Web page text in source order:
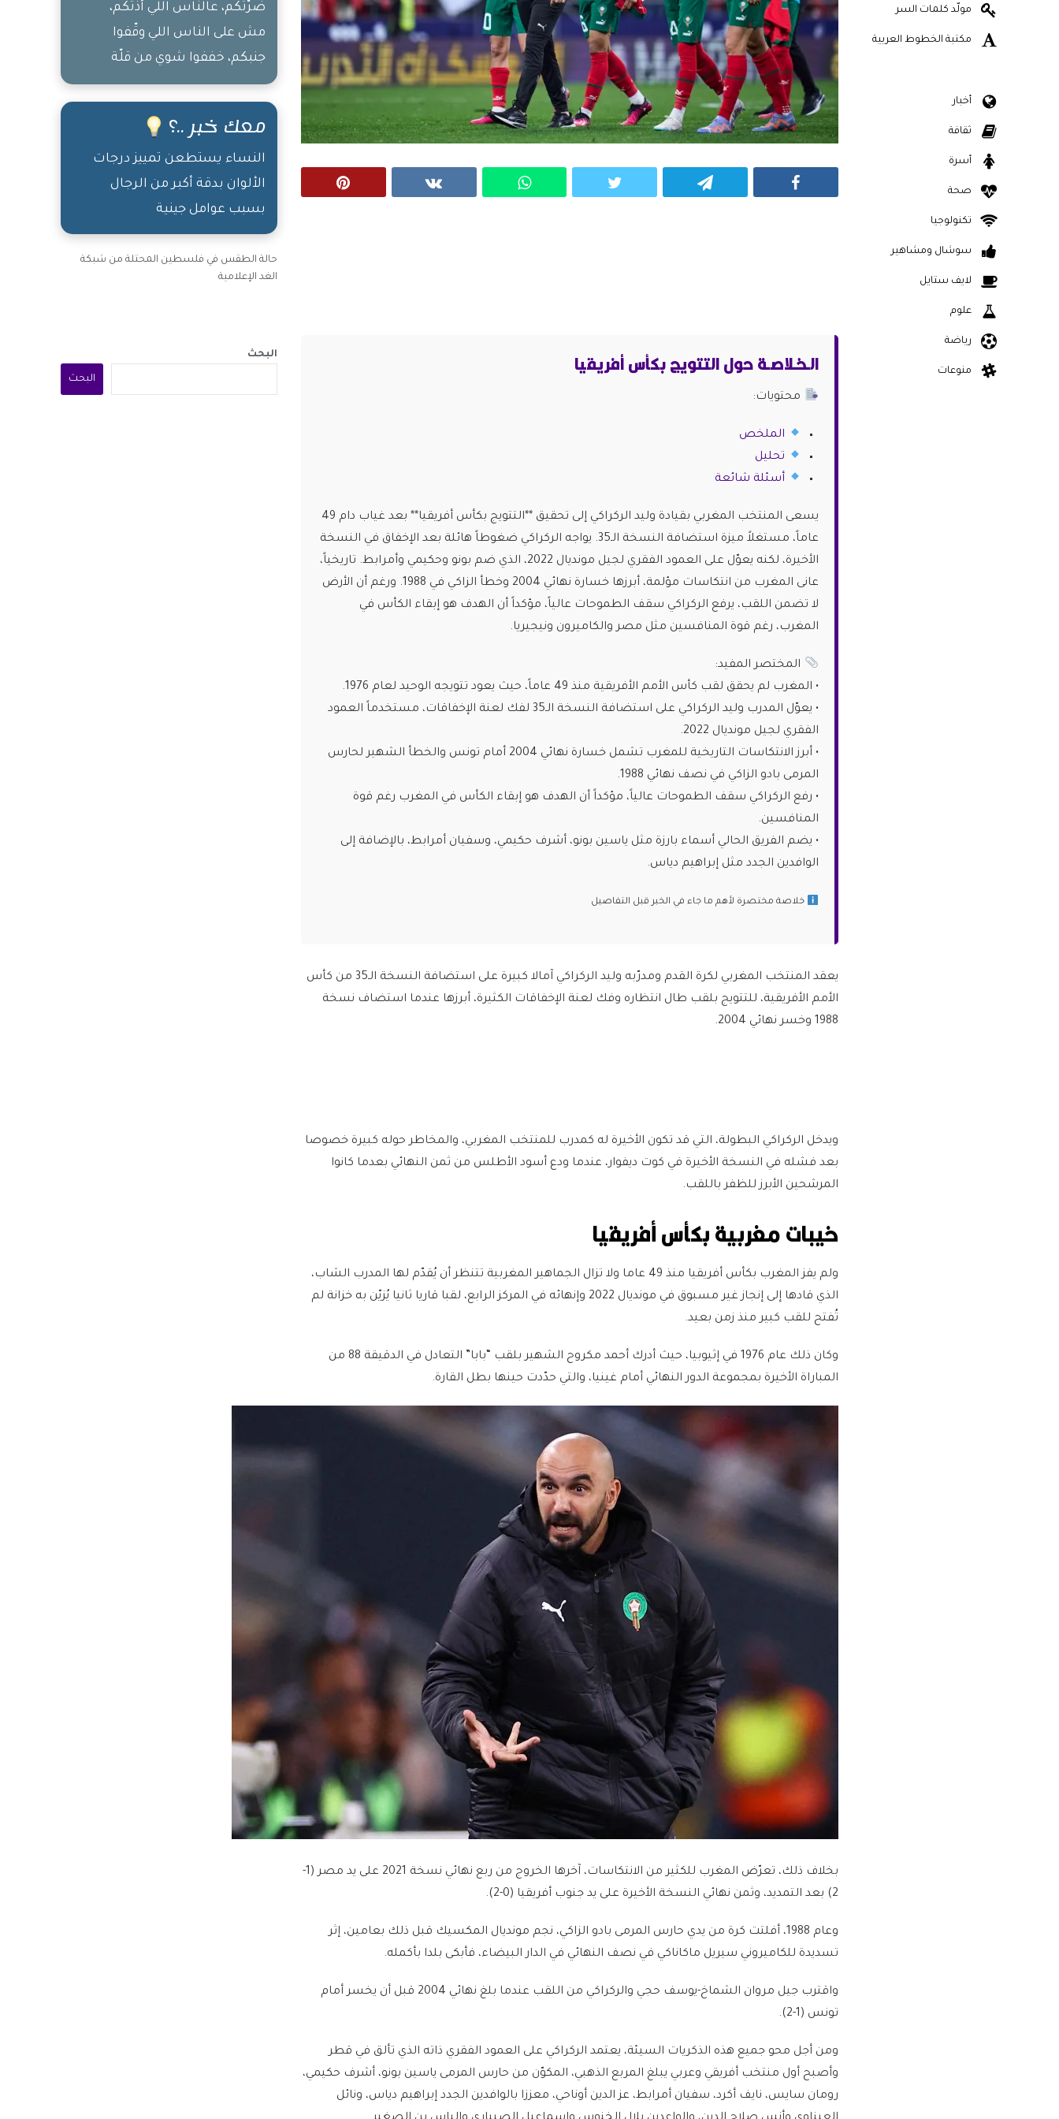
الـخـلاصـة حول التتويج بكأس أفريقيا
محتويات:
الملخص
تحليل
أسئلة شائعة
يسعى المنتخب المغربي بقيادة وليد الركراكي إلى تحقيق **التتويج بكأس أفريقيا** بعد غياب دام 49
عاماً، مستغلاً ميزة استضافة النسخة الـ35. يواجه الركراكي ضغوطاً هائلة بعد الإخفاق في النسخة
الأخيرة، لكنه يعوّل على العمود الفقري لجيل مونديال 2022، الذي ضم بونو وحكيمي وأمرابط. تاريخياً،
عانى المغرب من انتكاسات مؤلمة، أبرزها خسارة نهائي 2004 وخطأ الزاكي في 1988. ورغم أن الأرض
لا تضمن اللقب، يرفع الركراكي سقف الطموحات عالياً، مؤكداً أن الهدف هو إبقاء الكأس في
المغرب، رغم قوة المنافسين مثل مصر والكاميرون ونيجيريا.
المختصر المفيد:
• المغرب لم يحقق لقب كأس الأمم الأفريقية منذ 49 عاماً، حيث يعود تتويجه الوحيد لعام 1976.
• يعوّل المدرب وليد الركراكي على استضافة النسخة الـ35 لفك لعنة الإخفاقات، مستخدماً العمود
الفقري لجيل مونديال 2022.
• أبرز الانتكاسات التاريخية للمغرب تشمل خسارة نهائي 2004 أمام تونس والخطأ الشهير لحارس
المرمى بادو الزاكي في نصف نهائي 1988.
• رفع الركراكي سقف الطموحات عالياً، مؤكداً أن الهدف هو إبقاء الكأس في المغرب رغم قوة
المنافسين.
• يضم الفريق الحالي أسماء بارزة مثل ياسين بونو، أشرف حكيمي، وسفيان أمرابط، بالإضافة إلى
الوافدين الجدد مثل إبراهيم دياس.
خلاصة مختصرة لأهم ما جاء في الخبر قبل التفاصيل
يعقد المنتخب المغربي لكرة القدم ومدرّبه وليد الركراكي آمالا كبيرة على استضافة النسخة الـ35 من كأس
الأمم الأفريقية، للتتويج بلقب طال انتظاره وفك لعنة الإخفاقات الكثيرة، أبرزها عندما استضاف نسخة
1988 وخسر نهائي 2004.
ويدخل الركراكي البطولة، التي قد تكون الأخيرة له كمدرب للمنتخب المغربي، والمخاطر حوله كبيرة خصوصا
بعد فشله في النسخة الأخيرة في كوت ديفوار، عندما ودع أسود الأطلس من ثمن النهائي بعدما كانوا
المرشحين الأبرز للظفر باللقب.
خيبات مغربية بكأس أفريقيا
ولم يفز المغرب بكأس أفريقيا منذ 49 عاما ولا تزال الجماهير المغربية تتنظر أن يُقدّم لها المدرب الشاب،
الذي قادها إلى إنجاز غير مسبوق في مونديال 2022 وإنهائه في المركز الرابع، لقبا قاريا ثانيا يُزيّن به خزانة لم
تُفتح للقب كبير منذ زمن بعيد.
وكان ذلك عام 1976 في إثيوبيا، حيث أدرك أحمد مكروح الشهير بلقب “بابا” التعادل في الدقيقة 88 من
المباراة الأخيرة بمجموعة الدور النهائي أمام غينيا، والتي حدّدت حينها بطل القارة.
بخلاف ذلك، تعرّض المغرب للكثير من الانتكاسات، آخرها الخروج من ربع نهائي نسخة 2021 على يد مصر (1-
2) بعد التمديد، وثمن نهائي النسخة الأخيرة على يد جنوب أفريقيا (0-2).
وعام 1988، أفلتت كرة من يدي حارس المرمى بادو الزاكي، نجم مونديال المكسيك قبل ذلك بعامين، إثر
تسديدة للكاميروني سيريل ماكاناكي في نصف النهائي في الدار البيضاء، فأبكى بلدا بأكمله.
واقترب جيل مروان الشماخ-يوسف حجي والركراكي من اللقب عندما بلغ نهائي 2004 قبل أن يخسر أمام
تونس (1-2).
ومن أجل محو جميع هذه الذكريات السيئة، يعتمد الركراكي على العمود الفقري ذاته الذي تألق في قطر
وأصبح أول منتخب أفريقي وعربي يبلغ المربع الذهبي، المكوّن من حارس المرمى ياسين بونو، أشرف حكيمي،
رومان سايس، نايف أكرد، سفيان أمرابط، عز الدين أوناحي، معززا بالوافدين الجدد إبراهيم دياس، ونائل
ضرّتكم، عالناس اللي أذتكم،
مش على الناس اللي وقّفوا
جنبكم، خففوا شوي من قلّة
الأصل
معك خبر ..؟
النساء يستطعن تمييز درجات
الألوان بدقة أكبر من الرجال
بسبب عوامل جينية
حالة الطقس في فلسطين المحتلة من شبكة
الغد الإعلامية
البحث
البحث
مولّد كلمات السر
مكتبة الخطوط العربية
أخبار
ثقافة
أسرة
صحة
تكنولوجيا
سوشال ومشاهير
لايف ستايل
علوم
رياضة
منوعات